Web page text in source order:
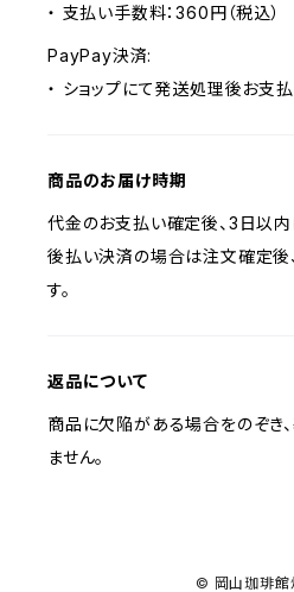
・ 支払い手数料：360円（税込）
PayPay決済:
・ ショップにて発送処理後お支
商品のお届け時期
代金のお支払い確定後、3日以内
後払い決済の場合は注文確定後
す。
返品について
商品に欠陥がある場合をのぞき
ません。
© 岡山珈琲館